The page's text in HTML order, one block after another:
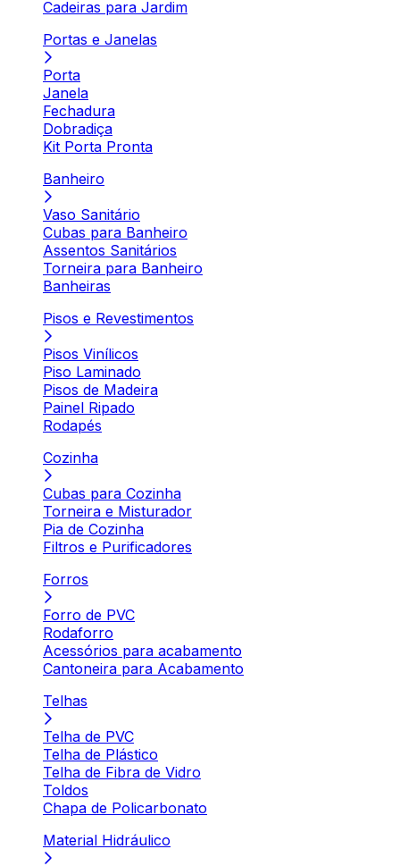
Cadeiras para Jardim
Portas e Janelas
Porta
Janela
Fechadura
Dobradiça
Kit Porta Pronta
Banheiro
Vaso Sanitário
Cubas para Banheiro
Assentos Sanitários
Torneira para Banheiro
Banheiras
Pisos e Revestimentos
Pisos Vinílicos
Piso Laminado
Pisos de Madeira
Painel Ripado
Rodapés
Cozinha
Cubas para Cozinha
Torneira e Misturador
Pia de Cozinha
Filtros e Purificadores
Forros
Forro de PVC
Rodaforro
Acessórios para acabamento
Cantoneira para Acabamento
Telhas
Telha de PVC
Telha de Plástico
Telha de Fibra de Vidro
Toldos
Chapa de Policarbonato
Material Hidráulico